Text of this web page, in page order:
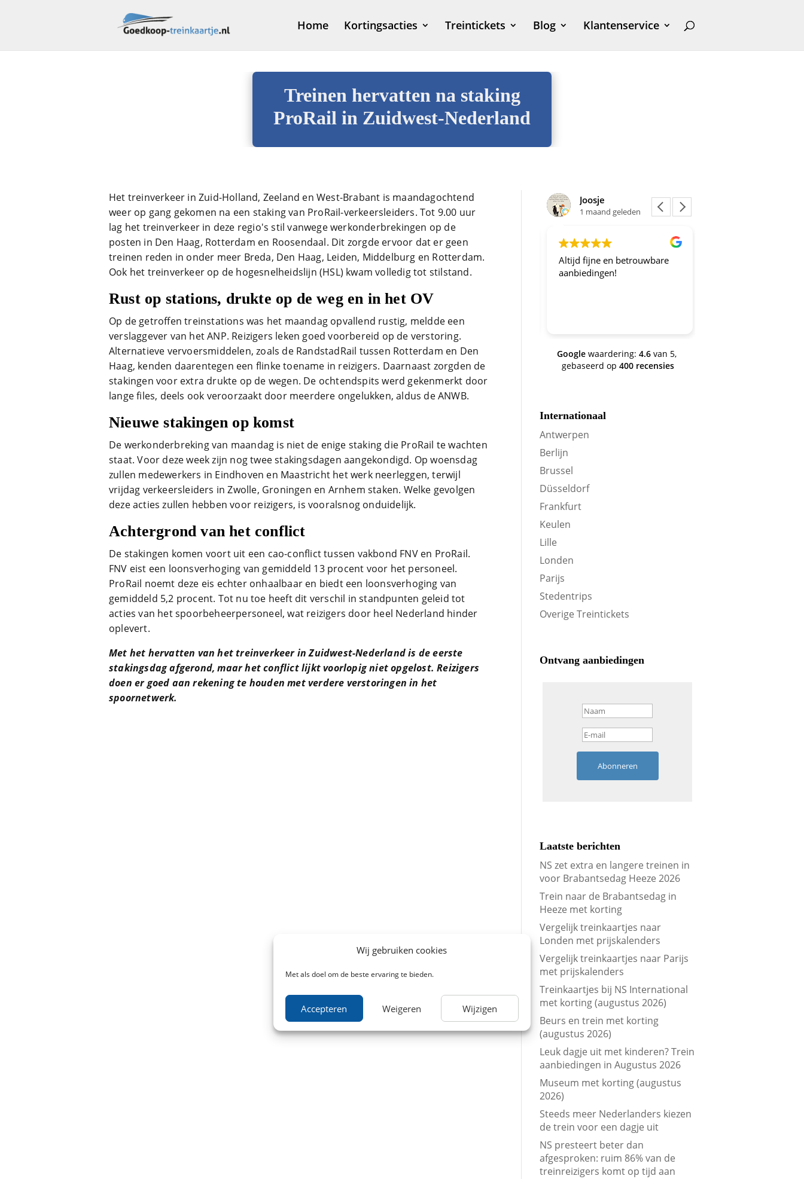
Wij gebruiken cookies
Met als doel om de beste ervaring te bieden.
Accepteren Weigeren Wijzigen
Home Kortingsacties Treintickets Blog Klantenservice
Treinen hervatten na staking
ProRail in Zuidwest-Nederland
Het treinverkeer in Zuid-Holland, Zeeland en West-Brabant is maandagochtend
weer op gang gekomen na een staking van ProRail-verkeersleiders. Tot 9.00 uur
lag het treinverkeer in deze regio's stil vanwege werkonderbrekingen op de
posten in Den Haag, Rotterdam en Roosendaal. Dit zorgde ervoor dat er geen
treinen reden in onder meer Breda, Den Haag, Leiden, Middelburg en Rotterdam.
Ook het treinverkeer op de hogesnelheidslijn (HSL) kwam volledig tot stilstand.
Rust op stations, drukte op de weg en in het OV
Op de getroffen treinstations was het maandag opvallend rustig, meldde een
verslaggever van het ANP. Reizigers leken goed voorbereid op de verstoring.
Alternatieve vervoersmiddelen, zoals de RandstadRail tussen Rotterdam en Den
Haag, kenden daarentegen een flinke toename in reizigers. Daarnaast zorgden de
stakingen voor extra drukte op de wegen. De ochtendspits werd gekenmerkt door
lange files, deels ook veroorzaakt door meerdere ongelukken, aldus de ANWB.
Nieuwe stakingen op komst
De werkonderbreking van maandag is niet de enige staking die ProRail te wachten
staat. Voor deze week zijn nog twee stakingsdagen aangekondigd. Op woensdag
zullen medewerkers in Eindhoven en Maastricht het werk neerleggen, terwijl
vrijdag verkeersleiders in Zwolle, Groningen en Arnhem staken. Welke gevolgen
deze acties zullen hebben voor reizigers, is vooralsnog onduidelijk.
Achtergrond van het conflict
De stakingen komen voort uit een cao-conflict tussen vakbond FNV en ProRail.
FNV eist een loonsverhoging van gemiddeld 13 procent voor het personeel.
ProRail noemt deze eis echter onhaalbaar en biedt een loonsverhoging van
gemiddeld 5,2 procent. Tot nu toe heeft dit verschil in standpunten geleid tot
acties van het spoorbeheerpersoneel, wat reizigers door heel Nederland hinder
oplevert.
Met het hervatten van het treinverkeer in Zuidwest-Nederland is de eerste
stakingsdag afgerond, maar het conflict lijkt voorlopig niet opgelost. Reizigers
doen er goed aan rekening te houden met verdere verstoringen in het
spoornetwerk.
1 maand geleden
Dit is een site die ik altijd
bezoek in voorbereiding op
Corona bleven zij in de lucht.
zijn we een aantal jaren
verder en nog steeds is dit de
site om je te oriënteren op
trein-voordeel!
Lees verder
Joosje
1 maand geleden
Altijd fijne en betrouwbare
aanbiedingen!
Google waardering: 4.6 van 5,
gebaseerd op400 recensies
Internationaal
Antwerpen
Berlijn
Brussel
Düsseldorf
Frankfurt
Keulen
Lille
Londen
Parijs
Stedentrips
Overige Treintickets
Ontvang aanbiedingen
Abonneren
Laatste berichten
NS zet extra en langere treinen in
voor Brabantsedag Heeze 2026
Trein naar de Brabantsedag in
Heeze met korting
Vergelijk treinkaartjes naar
Londen met prijskalenders
Vergelijk treinkaartjes naar Parijs
met prijskalenders
Treinkaartjes bij NS International
met korting (augustus 2026)
Beurs en trein met korting
(augustus 2026)
Leuk dagje uit met kinderen? Trein
aanbiedingen in Augustus 2026
Museum met korting (augustus
2026)
Steeds meer Nederlanders kiezen
de trein voor een dagje uit
NS presteert beter dan
afgesproken: ruim 86% van de
treinreizigers komt op tijd aan